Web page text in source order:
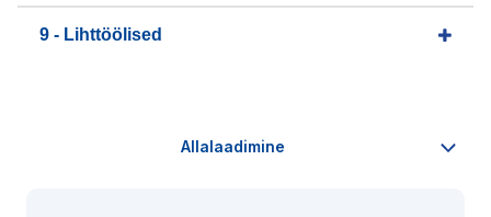
9 - Lihttöölised